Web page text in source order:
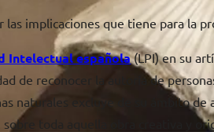
las implicaciones que tiene para la
Intelectual española(LPI) en su
de reconocer la autoría de
naturales excluye de su ámbito
sobre toda aquella obra creativa y